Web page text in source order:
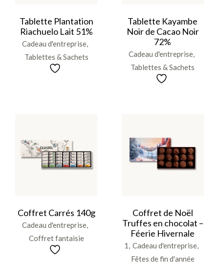
Tablette Plantation
Riachuelo Lait 51%
Cadeau d'entreprise
Tablettes & Sachets
Tablette Kayambe
Noir de Cacao Noir
72%
Cadeau d'entreprise
Tablettes & Sachets
Coffret Carrés 140g
Cadeau d'entreprise
Coffret fantaisie
Coffret de Noël
Truffes en chocolat –
Féerie Hivernale
1 Cadeau d'entreprise
Fêtes de fin d'année